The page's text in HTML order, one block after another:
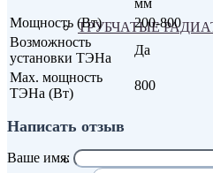
ТРУБЧАТЫЕ
ЧУГУННЫЕ
Мощность (Вт)
200-800
Возможность
установки ТЭНа
Да
Max. мощность
ТЭНа (Вт)
800
Написать отзыв
Ваше имя: